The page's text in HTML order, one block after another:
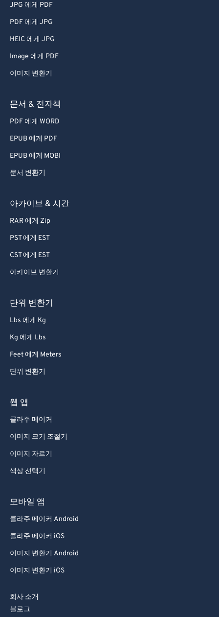
JPG 에게 PDF
PDF 에게 JPG
HEIC 에게 JPG
Image 에게 PDF
이미지 변환기
문서 & 전자책
PDF 에게 WORD
EPUB 에게 PDF
EPUB 에게 MOBI
문서 변환기
아카이브 & 시간
RAR 에게 Zip
PST 에게 EST
CST 에게 EST
아카이브 변환기
단위 변환기
Lbs 에게 Kg
Kg 에게 Lbs
Feet 에게 Meters
단위 변환기
웹 앱
콜라주 메이커
이미지 크기 조절기
이미지 자르기
색상 선택기
모바일 앱
콜라주 메이커 Android
콜라주 메이커 iOS
이미지 변환기 Android
이미지 변환기 iOS
회사 소개
블로그